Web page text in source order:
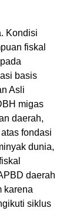
Kondisi
fiskal
basis
Asli
migas
daerah,
fondasi
dunia,
daerah
karena
siklus